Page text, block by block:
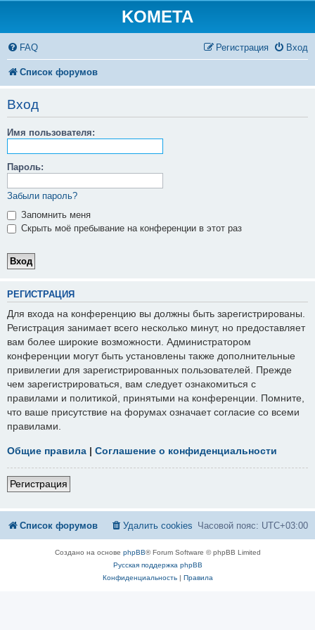
KOMETA
FAQ Вход
Регистрация
Список форумов
Вход
Имя пользователя:
Пароль:
Забыли пароль?
Запомнить меня
Скрыть моё пребывание на конференции в этот раз
РЕГИСТРАЦИЯ
Для входа на конференцию вы должны быть зарегистрированы.
Регистрация занимает всего несколько минут, но предоставляет
вам более широкие возможности. Администратором
конференции могут быть установлены также дополнительные
привилегии для зарегистрированных пользователей. Прежде
чем зарегистрироваться, вам следует ознакомиться с
правилами и политикой, принятыми на конференции. Помните,
что ваше присутствие на форумах означает согласие со всеми
правилами.
Общие правила | Соглашение о конфиденциальности
Регистрация
Список форумов Часовой пояс: UTC+03:00
Удалить cookies
Создано на основе phpBB® Forum Software © phpBB Limited
Русская поддержка phpBB
Конфиденциальность| Правила